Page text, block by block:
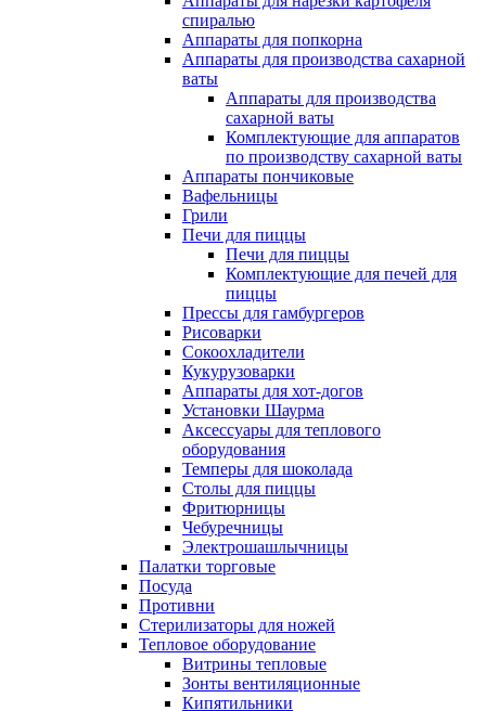
спиралью
Аппараты для попкорна
Аппараты для производства сахарной
ваты
Аппараты для производства
сахарной ваты
Комплектующие для аппаратов
по производству сахарной ваты
Аппараты пончиковые
Вафельницы
Грили
Печи для пиццы
Печи для пиццы
Комплектующие для печей для
пиццы
Прессы для гамбургеров
Рисоварки
Сокоохладители
Кукурузоварки
Аппараты для хот-догов
Установки Шаурма
Аксессуары для теплового
оборудования
Темперы для шоколада
Столы для пиццы
Фритюрницы
Чебуречницы
Электрошашлычницы
Палатки торговые
Посуда
Противни
Стерилизаторы для ножей
Тепловое оборудование
Витрины тепловые
Зонты вентиляционные
Кипятильники